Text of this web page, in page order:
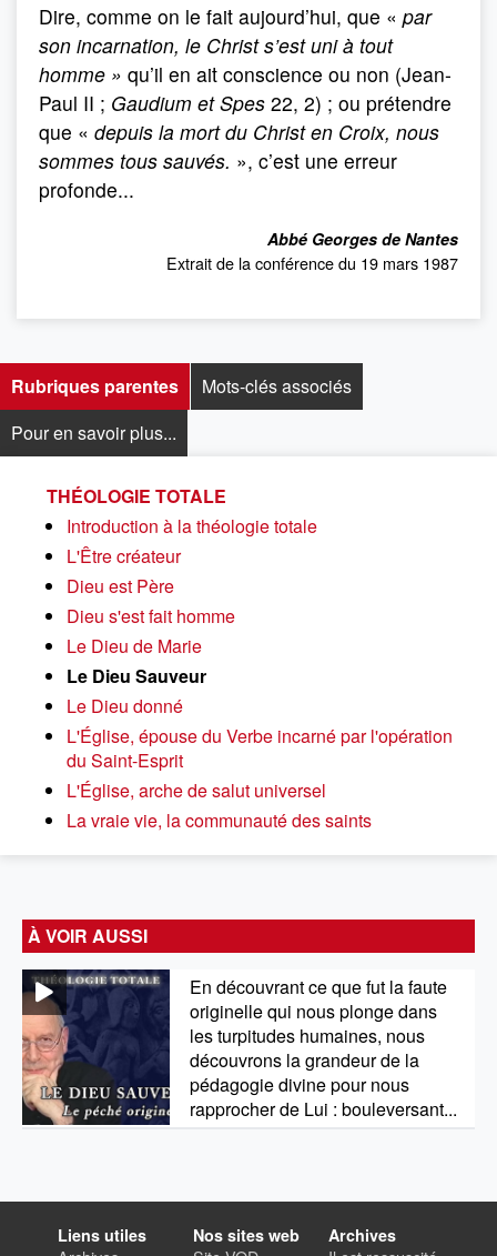
Dire, comme on le fait aujourd’hui, que « par
son incarnation, le Christ s’est uni à tout
homme » qu’il en ait conscience ou non (Jean-
Paul II ; Gaudium et Spes 22, 2) ; ou prétendre
que « depuis la mort du Christ en Croix, nous
sommes tous sauvés. », c’est une erreur
profonde...
Abbé Georges de Nantes
Extrait de la conférence du 19 mars 1987
Rubriques parentes
THÉOLOGIE TOTALE
Introduction à la théologie totale
L'Être créateur
Dieu est Père
Dieu s'est fait homme
Le Dieu de Marie
Le Dieu Sauveur
Le Dieu donné
L'Église, épouse du Verbe incarné par l'opération
du Saint-Esprit
L'Église, arche de salut universel
La vraie vie, la communauté des saints
Mots-clés associés
Pour en savoir plus...
À VOIR AUSSI
En découvrant ce que fut la faute
originelle qui nous plonge dans
les turpitudes humaines, nous
découvrons la grandeur de la
pédagogie divine pour nous
rapprocher de Lui : bouleversant...
Liens utiles Nos sites web Archives